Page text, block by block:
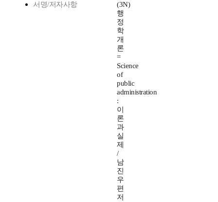
서명/저자사항
(3N)
행
정
학
개
론
=
Science
of
public
administration
:
이
론
과
실
제
/
남
진
우
편
저